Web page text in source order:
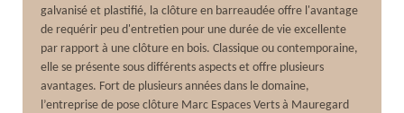
galvanisé et plastifié, la clôture en barreaudée offre l'avantage
de requérir peu d'entretien pour une durée de vie excellente
par rapport à une clôture en bois. Classique ou contemporaine,
elle se présente sous différents aspects et offre plusieurs
avantages. Fort de plusieurs années dans le domaine,
l’entreprise de pose clôture Marc Espaces Verts à Mauregard